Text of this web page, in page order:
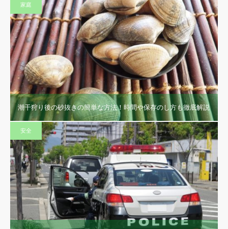
家庭
潮干狩り後の砂抜きの簡単な方法！時間や保存のし方も徹底解説
安全